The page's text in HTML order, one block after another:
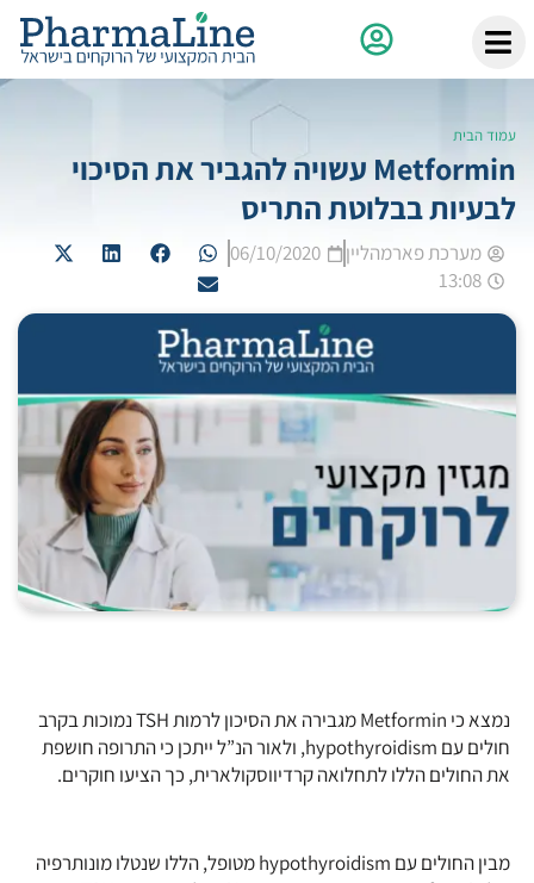
עמוד הבית
Metformin עשויה להגביר את הסיכוי
לבעיות בבלוטת התריס
מערכת פארמהליין
06/10/2020
13:08
נמצא כי Metformin מגבירה את הסיכון לרמות TSH נמוכות בקרב
חולים עם hypothyroidism, ולאור הנ”ל ייתכן כי התרופה חושפת
את החולים הללו לתחלואה קרדיווסקולארית, כך הציעו חוקרים.
מבין החולים עם hypothyroidism מטופל, הללו שנטלו מונותרפיה